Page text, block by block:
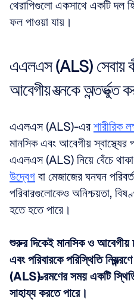
থেরাপিগুলো একসাথে একটি দল
ফল পাওয়া যায়।
এএলএস (ALS) সেবায়
আবেগীয় যত্নকে অন্তর্ভুক্ত
এএলএস (ALS)-এর শারীরিক
মানসিক এবং আবেগীয় স্বাস্থ্যের
উদ্বেগ বা মেজাজের ঘনঘন
পরিবারগুলোকেও অনিশ্চয়তা,
হতে হতে পারে।
শুরুর দিকেই মানসিক ও আবেগীয়
এবং পরিবারকে পরিস্থিতি
(ALS) ভ্রমণের সময় একটি
সাহায্য করতে পারে।